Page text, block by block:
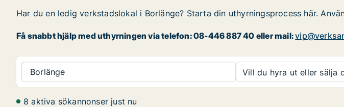
Har du en ledig verkstadslokal i Borlänge? Starta din uthyrningsprocess här.
Få snabbt hjälp med uthyrningen via telefon: 08-446 887 40 eller mail:
Borlänge Vill du hyra ut eller sälja
8 aktiva sökannonser just nu